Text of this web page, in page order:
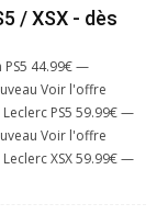
/ XSX - dès
PS5 44.99€ —
Voir l'offre
PS5 59.99€ —
Voir l'offre
XSX 59.99€ —